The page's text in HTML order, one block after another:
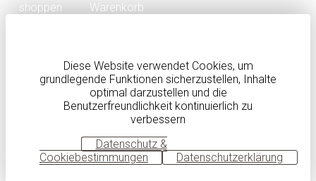
shoppen
Warenkorb
Diese Website verwendet Cookies, um
grundlegende Funktionen sicherzustellen, Inhalte
optimal darzustellen und die
Benutzerfreundlichkeit kontinuierlich zu
verbessern
Datenschutz &
Cookiebestimmungen
Datenschutzerklärung